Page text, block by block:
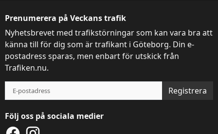
Prenumerera på Veckans trafik
Nyhetsbrevet med trafikstörningar som kan vara bra att
känna till för dig som är trafikant i Göteborg. Din e-
postadress sparas, men enbart för utskick från
Trafiken.nu.
Registrera
Följ oss på sociala medier